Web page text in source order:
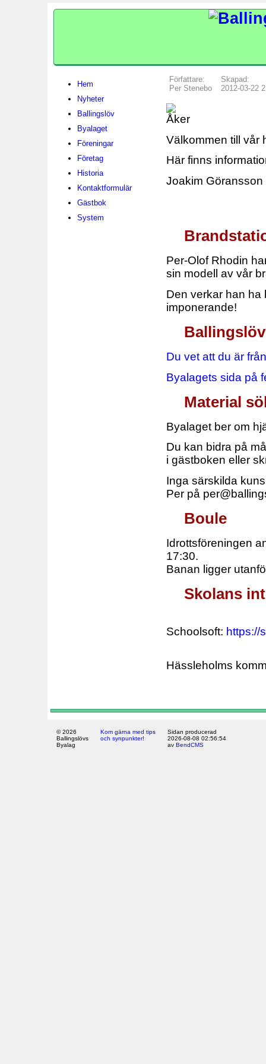
Hem
Nyheter
Ballingslöv
Byalaget
Föreningar
Företag
Historia
Kontaktformulär
Gästbok
System
Författare:
Per Stenebo
Skapad:
2012-03-22
Välkommen till vår
Här finns
Joakim Göransson
Per-Olof Rhodin
sin modell av vår
Den verkar han ha
imponerande!
Du vet att du är
Byalagets sida på
Material
Byalaget ber om
Du kan bidra på
i gästboken eller
Inga särskilda
Per på
Boule
Idrottsföreningen
17:30.
Banan ligger
Skolans
Schoolsoft: https://
Hässleholms
© 2026
Ballingslövs
Byalag
Kom gärna med tips
och synpunkter!
Sidan producerad
2026-08-08 02:56:54
av BendCMS